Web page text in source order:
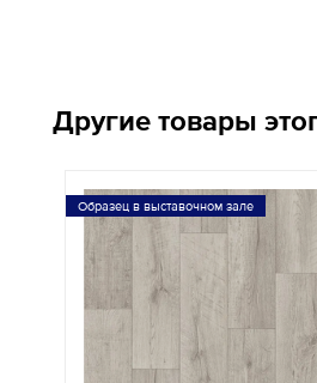
Другие товары
Образец в выставочном зале